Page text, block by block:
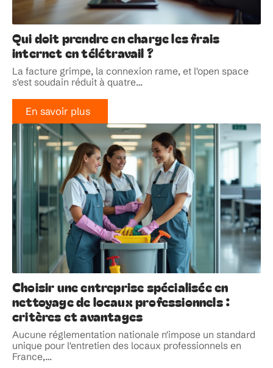
Qui doit prendre en charge les frais
internet en télétravail ?
La facture grimpe, la connexion rame, et l'open space
s'est soudain réduit à quatre…
En savoir plus
Choisir une entreprise spécialisée en
nettoyage de locaux professionnels :
critères et avantages
Aucune réglementation nationale n'impose un standard
unique pour l'entretien des locaux professionnels en
France,…